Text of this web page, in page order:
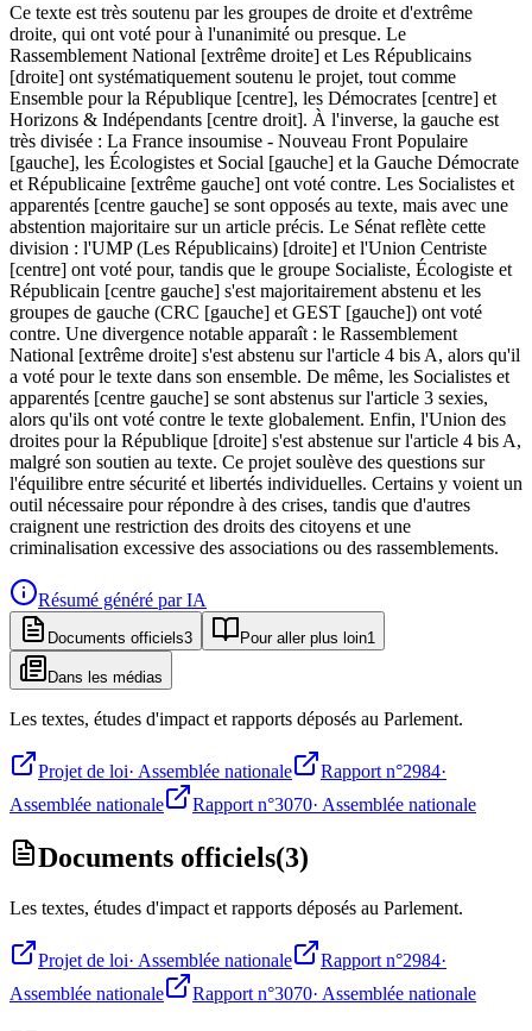
Ce texte est très soutenu par les groupes de droite et d'extrême
droite, qui ont voté pour à l'unanimité ou presque. Le
Rassemblement National [extrême droite] et Les Républicains
[droite] ont systématiquement soutenu le projet, tout comme
Ensemble pour la République [centre], les Démocrates [centre] et
Horizons & Indépendants [centre droit]. À l'inverse, la gauche est
très divisée : La France insoumise - Nouveau Front Populaire
[gauche], les Écologistes et Social [gauche] et la Gauche Démocrate
et Républicaine [extrême gauche] ont voté contre. Les Socialistes et
apparentés [centre gauche] se sont opposés au texte, mais avec une
abstention majoritaire sur un article précis. Le Sénat reflète cette
division : l'UMP (Les Républicains) [droite] et l'Union Centriste
[centre] ont voté pour, tandis que le groupe Socialiste, Écologiste et
Républicain [centre gauche] s'est majoritairement abstenu et les
groupes de gauche (CRC [gauche] et GEST [gauche]) ont voté
contre. Une divergence notable apparaît : le Rassemblement
National [extrême droite] s'est abstenu sur l'article 4 bis A, alors qu'il
a voté pour le texte dans son ensemble. De même, les Socialistes et
apparentés [centre gauche] se sont abstenus sur l'article 3 sexies,
alors qu'ils ont voté contre le texte globalement. Enfin, l'Union des
droites pour la République [droite] s'est abstenue sur l'article 4 bis A,
malgré son soutien au texte. Ce projet soulève des questions sur
l'équilibre entre sécurité et libertés individuelles. Certains y voient un
outil nécessaire pour répondre à des crises, tandis que d'autres
craignent une restriction des droits des citoyens et une
criminalisation excessive des associations ou des rassemblements.
Résumé généré par IA
Documents officiels3 Pour aller plus loin1
Dans les médias
Les textes, études d'impact et rapports déposés au Parlement.
Projet de loi· Assemblée nationale Rapport n°2984·
Assemblée nationale
Rapport n°3070· Assemblée nationale
Documents officiels(3)
Les textes, études d'impact et rapports déposés au Parlement.
Projet de loi· Assemblée nationale Rapport n°2984·
Assemblée nationale
Rapport n°3070· Assemblée nationale